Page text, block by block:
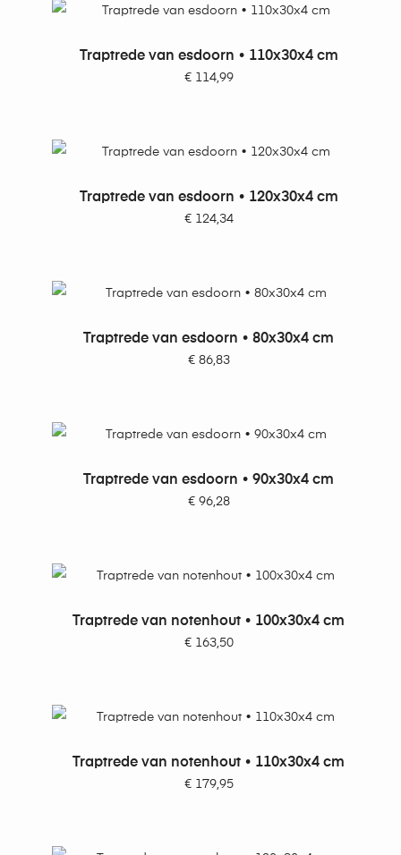
TOEVOEGEN AAN WINKELWAGEN
Traptrede van esdoorn • 110x30x4 cm
€114,99
TOEVOEGEN AAN WINKELWAGEN
Traptrede van esdoorn • 120x30x4 cm
€124,34
TOEVOEGEN AAN WINKELWAGEN
Traptrede van esdoorn • 80x30x4 cm
€86,83
TOEVOEGEN AAN WINKELWAGEN
Traptrede van esdoorn • 90x30x4 cm
€96,28
TOEVOEGEN AAN WINKELWAGEN
Traptrede van notenhout • 100x30x4 cm
€163,50
TOEVOEGEN AAN WINKELWAGEN
Traptrede van notenhout • 110x30x4 cm
€179,95